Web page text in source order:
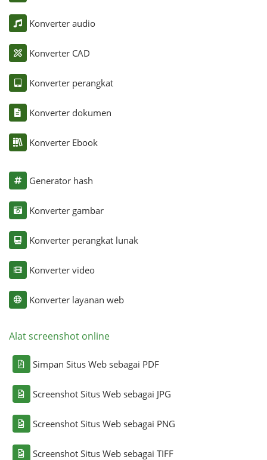
Konverter audio
Konverter CAD
Konverter perangkat
Konverter dokumen
Konverter Ebook
Generator hash
Konverter gambar
Konverter perangkat lunak
Konverter video
Konverter layanan web
Alat screenshot online
Simpan Situs Web sebagai PDF
Screenshot Situs Web sebagai JPG
Screenshot Situs Web sebagai PNG
Screenshot Situs Web sebagai TIFF